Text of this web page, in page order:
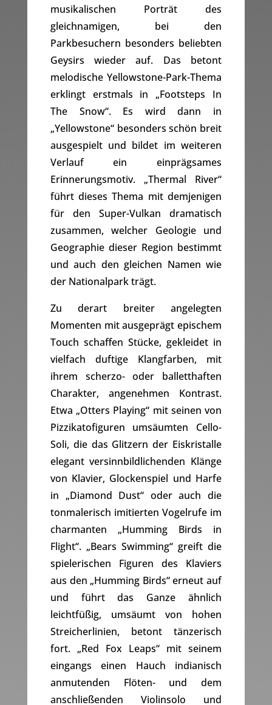
musikalischen Porträt des
gleichnamigen, bei den
Parkbesuchern besonders beliebten
Geysirs wieder auf. Das betont
melodische Yellowstone-Park-Thema
erklingt erstmals in „Footsteps In
The Snow“. Es wird dann in
„Yellowstone“ besonders schön breit
ausgespielt und bildet im weiteren
Verlauf ein einprägsames
Erinnerungsmotiv. „Thermal River“
führt dieses Thema mit demjenigen
für den Super-Vulkan dramatisch
zusammen, welcher Geologie und
Geographie dieser Region bestimmt
und auch den gleichen Namen wie
der Nationalpark trägt.
Zu derart breiter angelegten
Momenten mit ausgeprägt epischem
Touch schaffen Stücke, gekleidet in
vielfach duftige Klangfarben, mit
ihrem scherzo- oder balletthaften
Charakter, angenehmen Kontrast.
Etwa „Otters Playing“ mit seinen von
Pizzikatofiguren umsäumten Cello-
Soli, die das Glitzern der Eiskristalle
elegant versinnbildlichenden Klänge
von Klavier, Glockenspiel und Harfe
in „Diamond Dust“ oder auch die
tonmalerisch imitierten Vogelrufe im
charmanten „Humming Birds in
Flight“. „Bears Swimming“ greift die
spielerischen Figuren des Klaviers
aus den „Humming Birds“ erneut auf
und führt das Ganze ähnlich
leichtfüßig, umsäumt von hohen
Streicherlinien, betont tänzerisch
fort. „Red Fox Leaps“ mit seinem
eingangs einen Hauch indianisch
anmutenden Flöten- und dem
anschließenden Violinsolo und